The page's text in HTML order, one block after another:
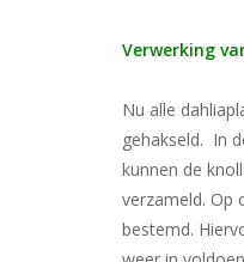
Verwerking
Nu alle
gehakseld. In
kunnen de
verzameld. Op
bestemd.